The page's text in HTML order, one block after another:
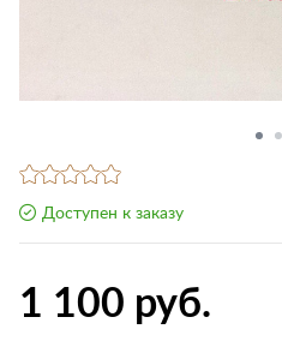
Доступен к заказу
1 100 руб.